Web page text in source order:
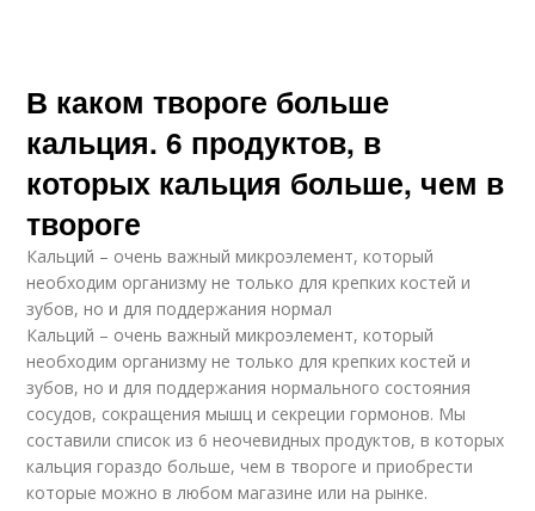
В каком твороге больше
кальция. 6 продуктов, в
которых кальция больше, чем в
твороге
Кальций – очень важный микроэлемент, который
необходим организму не только для крепких костей и
зубов, но и для поддержания нормал
Кальций – очень важный микроэлемент, который
необходим организму не только для крепких костей и
зубов, но и для поддержания нормального состояния
сосудов, сокращения мышц и секреции гормонов. Мы
составили список из 6 неочевидных продуктов, в которых
кальция гораздо больше, чем в твороге и приобрести
которые можно в любом магазине или на рынке.